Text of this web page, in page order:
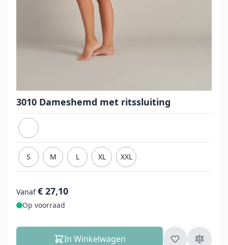
3010 Dameshemd met ritssluiting
S M L XL XXL
Vanaf € 27,10
Op voorraad
In Winkelwagen